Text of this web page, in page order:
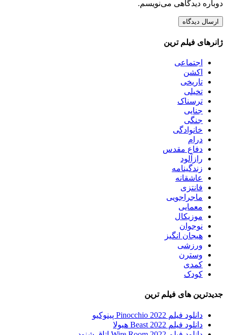
دوباره دیدگاهی می‌نویسم.
ژانرهای فیلم ترین
اجتماعی
اکشن
تاریخی
تخیلی
ترسناک
جنایی
جنگی
خانوادگی
درام
دفاع مقدس
رازآلود
زندگینامه
عاشقانه
فانتزی
ماجراجویی
معمایی
موزیکال
نوجوان
هیجان انگیز
ورزشی
وسترن
کمدی
کودک
جدیدترین های فیلم ترین
دانلود فیلم Pinocchio 2022 پینوکیو
دانلود فیلم Beast 2022 هیولا